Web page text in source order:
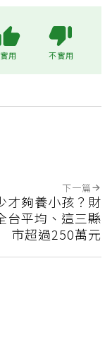
實用 不實用
下一篇
才夠養小孩？財
台平均、這三縣
市超過250萬元